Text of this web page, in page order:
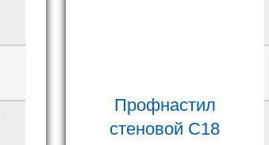
Профнастил
стеновой С18